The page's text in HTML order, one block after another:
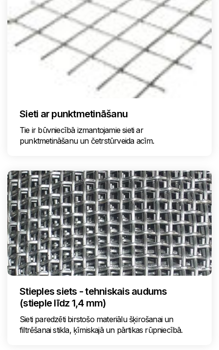
Sieti ar punktmetināšanu
Tie ir būvniecībā izmantojamie sieti ar
punktmetināšanu un četrstūrveida acīm.
Stieples siets - tehniskais audums
(stieple līdz 1,4 mm)
Sieti paredzēti birstošo materiālu šķirošanai un
filtrēšanai stikla, ķīmiskajā un pārtikas rūpniecībā.